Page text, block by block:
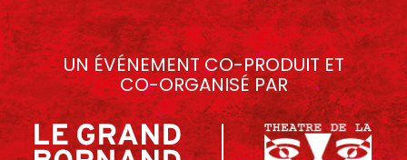
UN ÉVÉNEMENT CO-PRODUIT ET
CO-ORGANISÉ PAR